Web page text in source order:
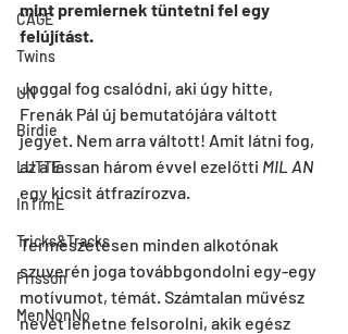
CAGE
Twins
UN
Birdie
LUTTE
InTimE
Tricks&Tracks
Frisson
MenNonNo
mint premiernek tüntetni fel egy
felújítást.
Joggal fog csalódni, aki úgy hitte,
Frenák Pál új bemutatójára váltott
jegyet. Nem arra váltott! Amit látni fog,
az a lassan három évvel ezelőtti MIL AN
egy kicsit átfrazírozva.
Természetesen minden alkotónak
szuverén joga továbbgondolni egy-egy
motívumot, témát. Számtalan művész
nevét lehetne felsorolni, akik egész